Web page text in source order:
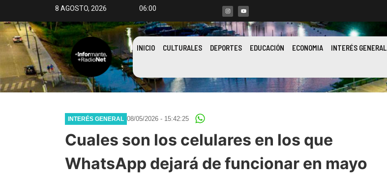
8 AGOSTO, 2026 06:00
INICIO CULTURALES DEPORTES EDUCACIÓN ECONOMIA INTERÉS GENERAL
INTERÉS GENERAL 08/05/2026 - 15:42:25
Cuales son los celulares en los que
WhatsApp dejará de funcionar en mayo